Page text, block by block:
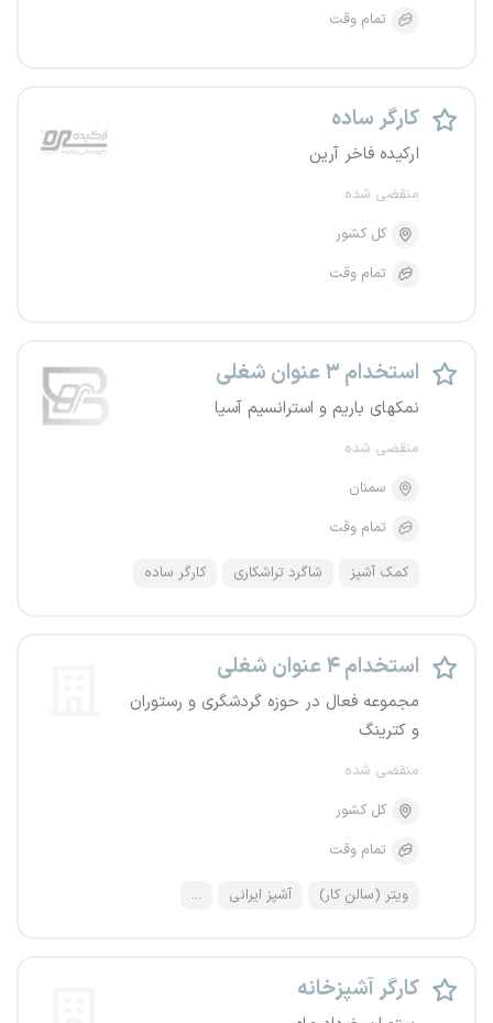
تمام وقت
کارگر ساده
ارکیده فاخر آرین
منقضی شده
کل کشور
تمام وقت
استخدام ۳ عنوان شغلی
نمکهای باریم و استرانسیم آسیا
منقضی شده
سمنان
تمام وقت
کمک آشپز شاگرد تراشکاری کارگر ساده
استخدام ۴ عنوان شغلی
مجموعه فعال در حوزه گردشگری و رستوران
و کترینگ
منقضی شده
کل کشور
تمام وقت
ویتر (سالن کار) آشپز ایرانی ...
کارگر آشپزخانه